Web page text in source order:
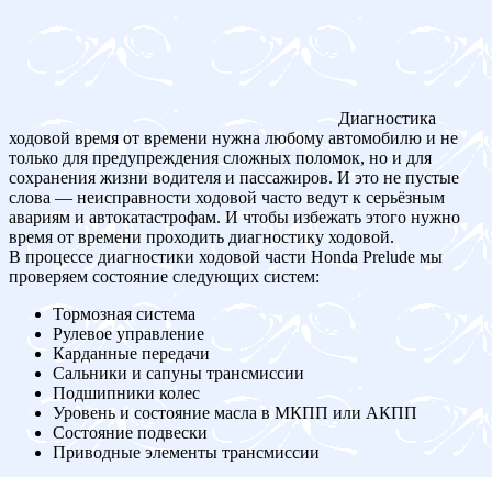
Диагностика
ходовой время от времени нужна любому автомобилю и не
только для предупреждения сложных поломок, но и для
сохранения жизни водителя и пассажиров. И это не пустые
слова — неисправности ходовой часто ведут к серьёзным
авариям и автокатастрофам. И чтобы избежать этого нужно
время от времени проходить диагностику ходовой.
В процессе диагностики ходовой части Honda Prelude мы
проверяем состояние следующих систем:
Тормозная система
Рулевое управление
Карданные передачи
Сальники и сапуны трансмиссии
Подшипники колес
Уровень и состояние масла в МКПП или АКПП
Состояние подвески
Приводные элементы трансмиссии